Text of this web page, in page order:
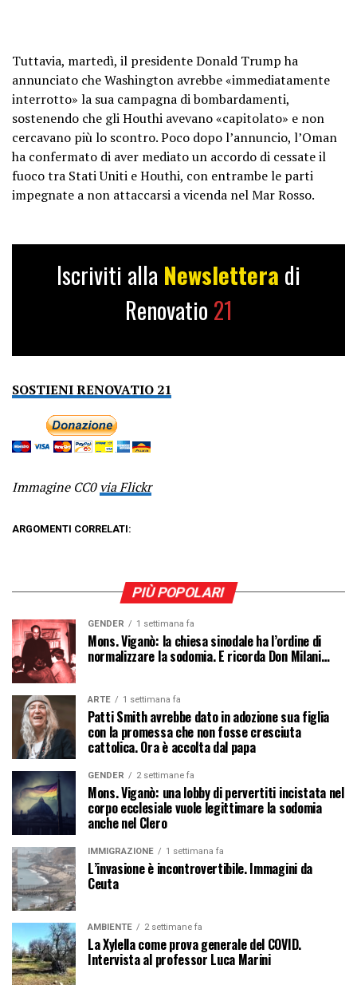
Tuttavia, martedì, il presidente Donald Trump ha
annunciato che Washington avrebbe «immediatamente
interrotto» la sua campagna di bombardamenti,
sostenendo che gli Houthi avevano «capitolato» e non
cercavano più lo scontro. Poco dopo l’annuncio, l’Oman
ha confermato di aver mediato un accordo di cessate il
fuoco tra Stati Uniti e Houthi, con entrambe le parti
impegnate a non attaccarsi a vicenda nel Mar Rosso.
Iscriviti alla Newslettera di
Renovatio 21
SOSTIENI RENOVATIO 21
Immagine CC0via Flickr
ARGOMENTI CORRELATI:
PIÙ POPOLARI
GENDER 1 settimana fa
Mons. Viganò: la chiesa sinodale ha l’ordine di
normalizzare la sodomia. E ricorda Don Milani…
ARTE 1 settimana fa
Patti Smith avrebbe dato in adozione sua figlia
con la promessa che non fosse cresciuta
cattolica. Ora è accolta dal papa
GENDER 2 settimane fa
Mons. Viganò: una lobby di pervertiti incistata nel
corpo ecclesiale vuole legittimare la sodomia
anche nel Clero
IMMIGRAZIONE 1 settimana fa
L’invasione è incontrovertibile. Immagini da
Ceuta
AMBIENTE 2 settimane fa
La Xylella come prova generale del COVID.
Intervista al professor Luca Marini